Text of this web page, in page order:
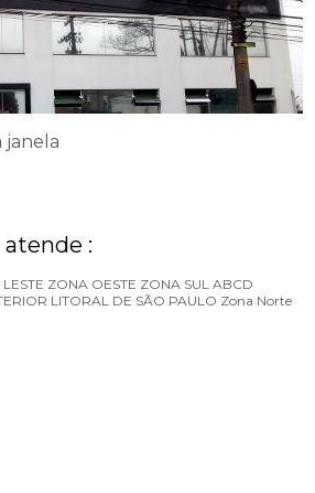
janela
atende :
ZONA OESTE ZONA SUL ABCD
LITORAL DE SÃO PAULO Zona Norte